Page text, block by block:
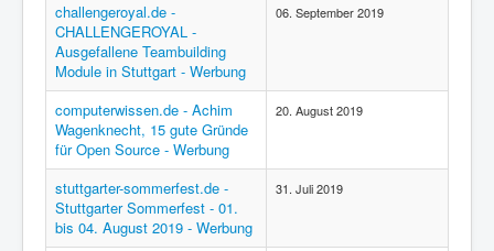
challengeroyal.de -
CHALLENGEROYAL -
Ausgefallene Teambuilding
Module in Stuttgart - Werbung
06. September 2019
computerwissen.de - Achim
Wagenknecht, 15 gute Gründe
für Open Source - Werbung
20. August 2019
stuttgarter-sommerfest.de -
Stuttgarter Sommerfest - 01.
bis 04. August 2019 - Werbung
31. Juli 2019